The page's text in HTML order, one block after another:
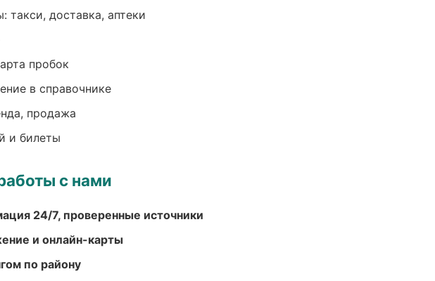
такси, доставка, аптеки
пробок
в справочнике
продажа
и билеты
с нами
24/7, проверенные источники
и онлайн-карты
по району